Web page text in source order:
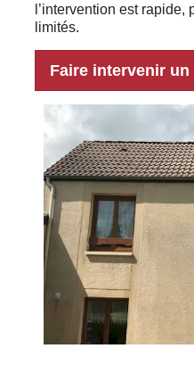
l’intervention est
limités.
Faire intervenir